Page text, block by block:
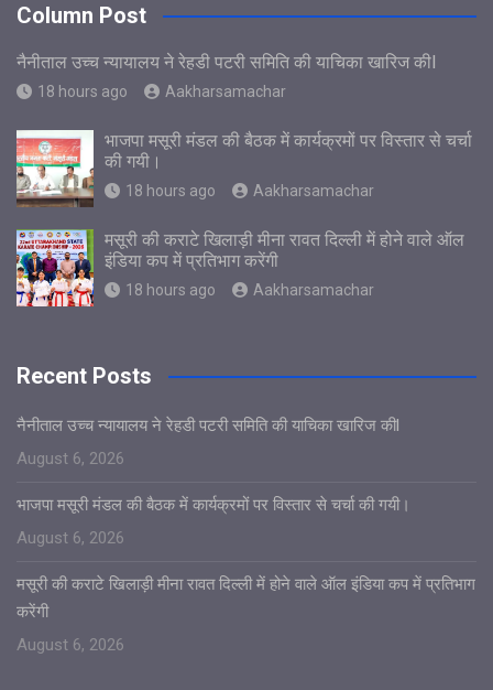
Column Post
नैनीताल उच्च न्यायालय ने रेहडी पटरी समिति की याचिका खारिज कीl
18 hours ago Aakharsamachar
भाजपा मसूरी मंडल की बैठक में कार्यक्रमों पर विस्तार से चर्चा
की गयी।
18 hours ago Aakharsamachar
मसूरी की कराटे खिलाड़ी मीना रावत दिल्ली में होने वाले ऑल
इंडिया कप में प्रतिभाग करेंगी
18 hours ago Aakharsamachar
Recent Posts
नैनीताल उच्च न्यायालय ने रेहडी पटरी समिति की याचिका खारिज कीl
August 6, 2026
भाजपा मसूरी मंडल की बैठक में कार्यक्रमों पर विस्तार से चर्चा की गयी।
August 6, 2026
मसूरी की कराटे खिलाड़ी मीना रावत दिल्ली में होने वाले ऑल इंडिया कप में प्रतिभाग
करेंगी
August 6, 2026